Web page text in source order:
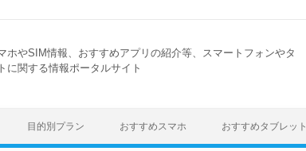
ホやSIM情報、おすすめアプリの紹介等、スマートフォンやタ
に関する情報ポータルサイト
目的別プラン おすすめスマホ おすすめタブレット